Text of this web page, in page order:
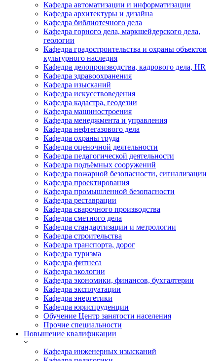
Кафедра автоматизации и информатизации
Кафедра архитектуры и дизайна
Кафедра библиотечного дела
Кафедра горного дела, маркшейдерского дела,
геологии
Кафедра градостроительства и охраны объектов
культурного наследия
Кафедра делопроизводства, кадрового дела, HR
Кафедра здравоохранения
Кафедра изысканий
Кафедра искусствоведения
Кафедра кадастра, геодезии
Кафедра машиностроения
Кафедра менеджмента и управления
Кафедра нефтегазового дела
Кафедра охраны труда
Кафедра оценочной деятельности
Кафедра педагогической деятельности
Кафедра подъёмных сооружений
Кафедра пожарной безопасности, сигнализации
Кафедра проектирования
Кафедра промышленной безопасности
Кафедра реставрации
Кафедра сварочного производства
Кафедра сметного дела
Кафедра стандартизации и метрологии
Кафедра строительства
Кафедра транспорта, дорог
Кафедра туризма
Кафедра фитнеса
Кафедра экологии
Кафедра экономики, финансов, бухгалтерии
Кафедра эксплуатации
Кафедра энергетики
Кафедра юриспруденции
Обучение Центр занятости населения
Прочие специальности
Повышение квалификации
Кафедра инженерных изысканий